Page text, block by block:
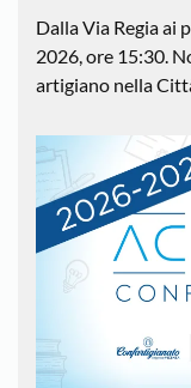
Dalla Via Regia ai
2026, ore 15:30.
artigiano nella